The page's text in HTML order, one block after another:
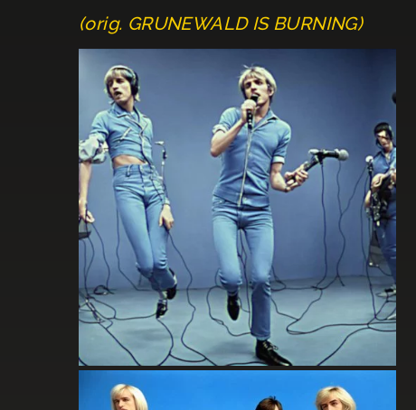
(orig. GRUNEWALD IS BURNING)